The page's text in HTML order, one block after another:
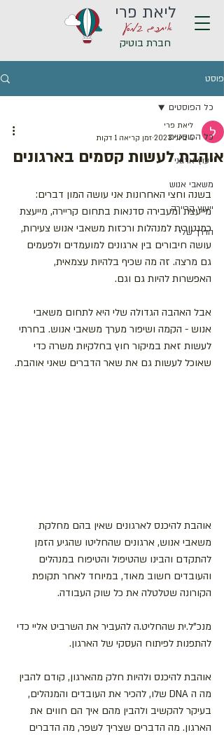
איתכם במסע
ליאת פרי
חברת בוטיק
פוסט
כל הפוסטים
ייעוץ ארגוני
משאבי אנוש
ייעוץ קריירה
הדרך שלי
כל הפוסטים
אוהבת לעשות קסמים בארגונים
ליאת פרי
4 ביוני 2023
זמן קריאה 1 דקות
בשנה וחצי האחרונות אני עושה המון דברים:
מייעצת ומעבירה סדנאות בתחום קריירה, מייעצת
כמנטורית למנהלות ורכזות משאבי אנוש צעירות,
עושה חיבורים בין ארגונים למועמדים ולפעמים
גם מרצה. זה מה שכיף בלהיות עצמאית,
האפשרות להיות גם וגם.
אבל האהבה הגדולה שלי היא לתחום משאבי
אנוש - הקמה ושיפור מערך משאבי אנוש. בחרתי
לעשות זאת במיקור חוץ בחלקיות משרה כדי
שאוכל לעשות גם את שאר הדברים שאני אוהבת.
אוהבת להיכנס לארגונים שאין בהם מחלקת
משאבי אנוש, ארגונים שהחליטו שהגיע הזמן
להתקדם והבינו שהטיפול והטיפוח במנהלים
והעובדים חשוב מאוד, במיוחד לאחר תקופת
הקורונה שטלטלה את כל שוק העבודה.
מנכ"ל.ית שהחליט.ה להעביר את השרביט אליי כדי
להתפנות לפיתוח העסקי של הארגון.
אוהבת להיכנס ולהיות חלק מהארגון, קודם להבין
מה ה DNA שלו, להכיר את העובדים והמנהלים,
בעיקר להקשיב ולהבין מהם איך הם חווים את
הארגון. מה הדברים שצריך לשפר, מה הדברים